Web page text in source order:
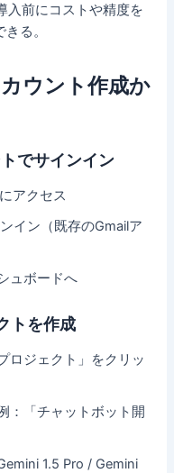
入前にコストや精度を
る。
ウント作成か
でサインイン
アクセス
イン（既存のGmailア
ュボードへ
トを作成
ロジェクト」をクリッ
：「チャットボット開
1.5 Pro / Gemini